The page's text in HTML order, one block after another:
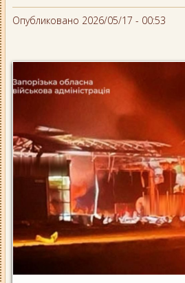
Опубликовано 2026/05/17 - 00:53